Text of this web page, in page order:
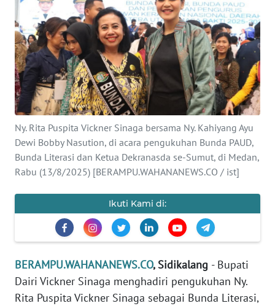
Ny. Rita Puspita Vickner Sinaga bersama Ny. Kahiyang Ayu
Dewi Bobby Nasution, di acara pengukuhan Bunda PAUD,
Bunda Literasi dan Ketua Dekranasda se-Sumut, di Medan,
Rabu (13/8/2025) [BERAMPU.WAHANANEWS.CO / ist]
Ikuti Kami di:
BERAMPU.WAHANANEWS.CO, Sidikalang - Bupati
Dairi Vickner Sinaga menghadiri pengukuhan Ny.
Rita Puspita Vickner Sinaga sebagai Bunda Literasi,
Informasi
INDEKS
BERITA
KONTAK
KAMI
INFO
IKLAN
TENTANG
KAMI
PEDOMAN
REDAKSI